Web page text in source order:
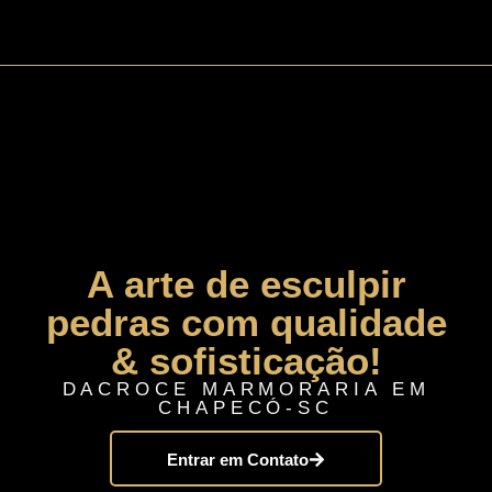
A arte de esculpir
pedras com qualidade
& sofisticação!
DACROCE MARMORARIA EM
CHAPECÓ-SC
Entrar em Contato